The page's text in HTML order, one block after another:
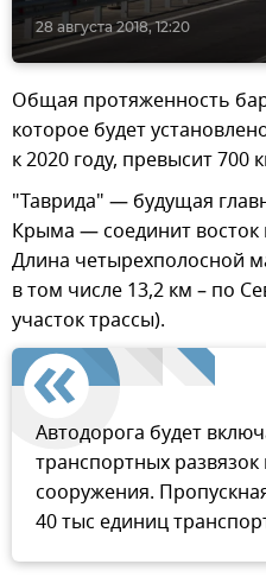
28 августа 2018, 12:20
Общая протяженность
которое будет
к 2020 году, превысит 700
"Таврида" — будущая
Крыма — соединит восток
Длина четырехполосной
в том числе 13,2 км – по
участок трассы).
Автодорога будет
транспортных развязок
сооружения.
40 тыс единиц